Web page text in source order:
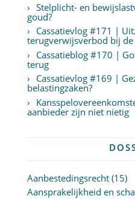
Stelplicht- en
goud?
Cassatievlog #171 |
terugverwijsverbod bij de
Cassatieblog #170 |
terug
Cassatievlog #169 |
belastingzaken?
aanbieder zijn niet nietig
Aanbestedingsrecht(15)
Aansprakelijkheid en